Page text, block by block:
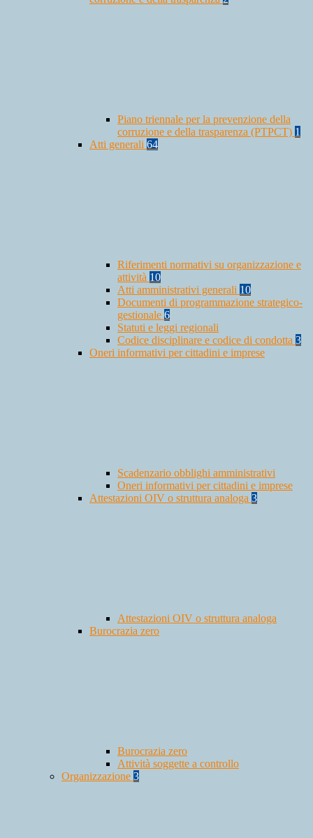
Piano triennale per la prevenzione della
corruzione e della trasparenza (PTPCT) 1
Atti generali 64
Riferimenti normativi su organizzazione e
attività 10
Atti amministrativi generali 10
Documenti di programmazione strategico-
gestionale 6
Statuti e leggi regionali
Codice disciplinare e codice di condotta 3
Oneri informativi per cittadini e imprese
Scadenzario obblighi amministrativi
Oneri informativi per cittadini e imprese
Attestazioni OIV o struttura analoga 3
Attestazioni OIV o struttura analoga
Burocrazia zero
Burocrazia zero
Attività soggette a controllo
Organizzazione 3